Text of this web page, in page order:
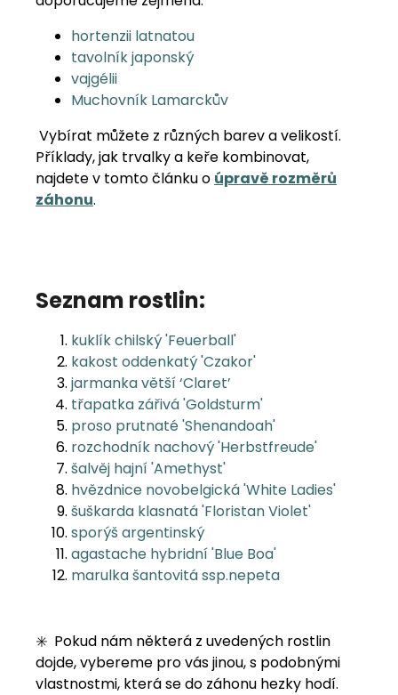
hortenzii latnatou
tavolník japonský
vajgélii
Muchovník Lamarckův
Vybírat můžete z různých barev a velikostí.
Příklady, jak trvalky a keře kombinovat,
najdete v tomto článku o úpravě rozměrů
záhonu.
Seznam rostlin:
kuklík chilský 'Feuerball'
kakost oddenkatý 'Czakor'
jarmanka větší ‘Claret’
třapatka zářivá 'Goldsturm'
proso prutnaté 'Shenandoah'
rozchodník nachový 'Herbstfreude'
šalvěj hajní 'Amethyst'
hvězdnice novobelgická 'White Ladies'
šuškarda klasnatá 'Floristan Violet'
sporýš argentinský
agastache hybridní 'Blue Boa'
marulka šantovitá ssp.nepeta
✳️ Pokud nám některá z uvedených rostlin
dojde, vybereme pro vás jinou, s podobnými
vlastnostmi, která se do záhonu hezky hodí.